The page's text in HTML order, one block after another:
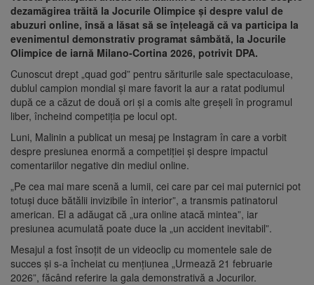
dezamăgirea trăită la Jocurile Olimpice și despre valul de
abuzuri online, însă a lăsat să se înțeleagă că va participa la
evenimentul demonstrativ programat sâmbătă, la Jocurile
Olimpice de iarnă Milano-Cortina 2026, potrivit DPA.
Cunoscut drept „quad god” pentru săriturile sale spectaculoase,
dublul campion mondial și mare favorit la aur a ratat podiumul
după ce a căzut de două ori și a comis alte greșeli în programul
liber, încheind competiția pe locul opt.
Luni, Malinin a publicat un mesaj pe Instagram în care a vorbit
despre presiunea enormă a competiției și despre impactul
comentariilor negative din mediul online.
„Pe cea mai mare scenă a lumii, cei care par cei mai puternici pot
totuși duce bătălii invizibile în interior”, a transmis patinatorul
american. El a adăugat că „ura online atacă mintea”, iar
presiunea acumulată poate duce la „un accident inevitabil”.
Mesajul a fost însoțit de un videoclip cu momentele sale de
succes și s-a încheiat cu mențiunea „Urmează 21 februarie
2026”, făcând referire la gala demonstrativă a Jocurilor.